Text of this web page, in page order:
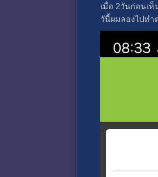
เมื่อ 2วันก่อนเห็
วันี้ผมลองไปทำ